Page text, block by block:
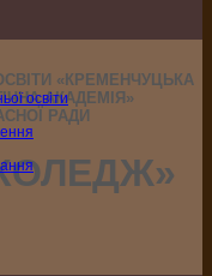
«КРЕМЕНЧУЦЬКА
АКАДЕМІЯ»
РАДИ
освіти